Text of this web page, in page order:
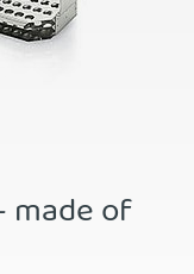
made of